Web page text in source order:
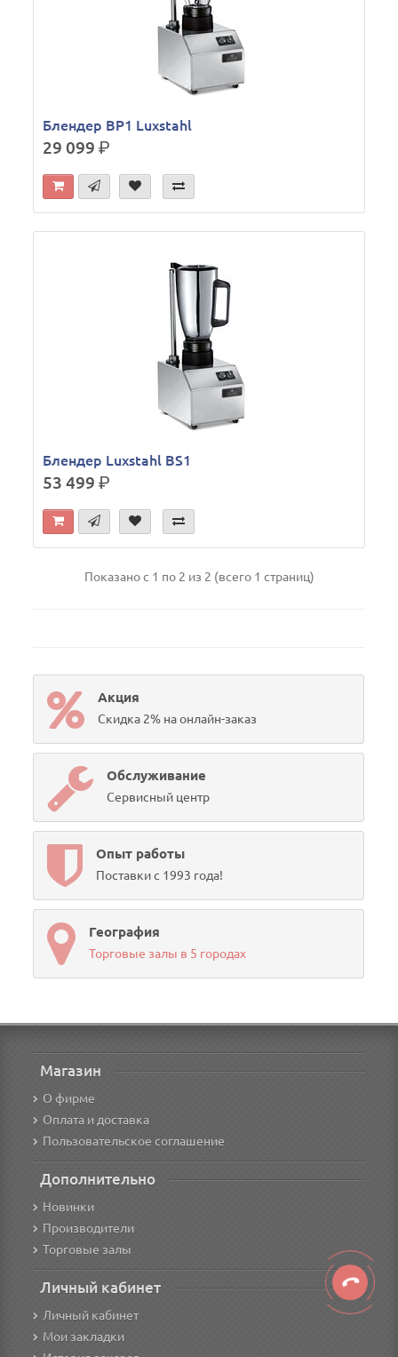
Блендер BP1 Luxstahl
29 099р.
Блендер Luxstahl BS1
53 499р.
Показано с 1 по 2 из 2 (всего 1 страниц)
Акция
Скидка 2% на онлайн-заказ
Обслуживание
Сервисный центр
Опыт работы
Поставки с 1993 года!
География
Торговые залы в 5 городах
Магазин
О фирме
Оплата и доставка
Пользовательское соглашение
Дополнительно
Новинки
Производители
Торговые залы
Личный кабинет
Личный кабинет
Мои закладки